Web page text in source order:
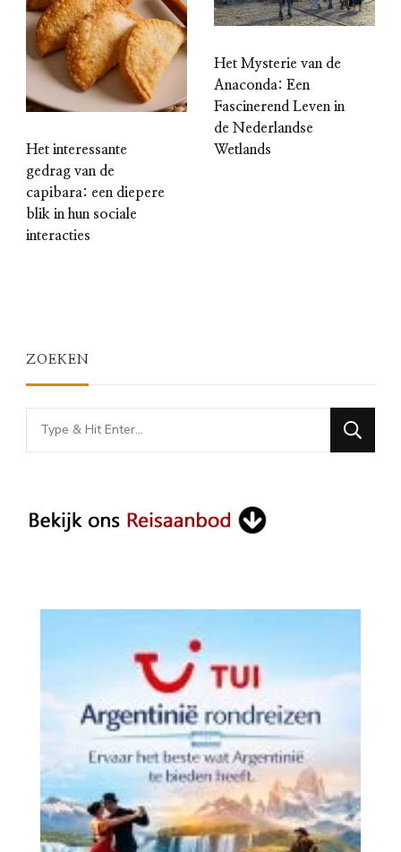
Het interessante
gedrag van de
capibara: een diepere
blik in hun sociale
interacties
Het Mysterie van de
Anaconda: Een
Fascinerend Leven in
de Nederlandse
Wetlands
ZOEKEN
Looking
for